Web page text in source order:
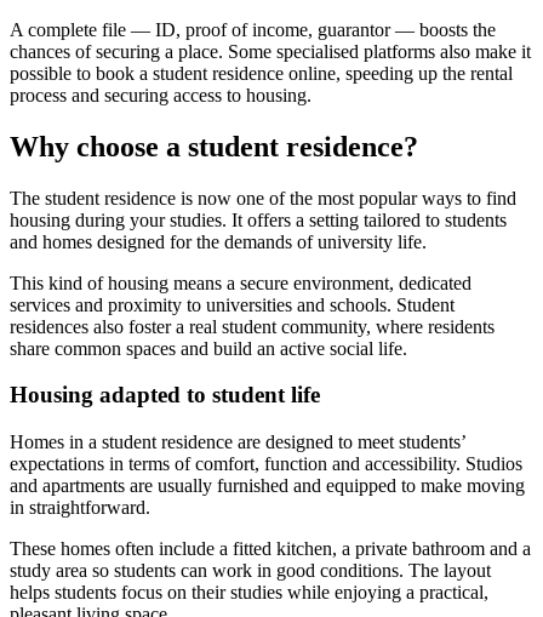
A complete file — ID, proof of income, guarantor — boosts the
chances of securing a place. Some specialised platforms also make it
possible to book a student residence online, speeding up the rental
process and securing access to housing.
Why choose a student residence?
The student residence is now one of the most popular ways to find
housing during your studies. It offers a setting tailored to students
and homes designed for the demands of university life.
This kind of housing means a secure environment, dedicated
services and proximity to universities and schools. Student
residences also foster a real student community, where residents
share common spaces and build an active social life.
Housing adapted to student life
Homes in a student residence are designed to meet students’
expectations in terms of comfort, function and accessibility. Studios
and apartments are usually furnished and equipped to make moving
in straightforward.
These homes often include a fitted kitchen, a private bathroom and a
study area so students can work in good conditions. The layout
helps students focus on their studies while enjoying a practical,